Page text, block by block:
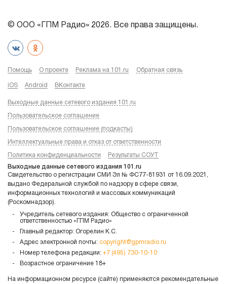
© ООО «ГПМ Радио» 2026. Все права защищены.
Помощь О проекте Реклама на 101.ru Обратная связь
iOS Android ВКонтакте
Выходные данные сетевого издания 101.ru
Пользовательское соглашение
Пользовательское соглашение (подкасты)
Интеллектуальные права и отказ от ответственности
Политика конфиденциальности Результаты СОУТ
Выходные данные сетевого издания 101.ru
Свидетельство о регистрации СМИ Эл № ФС77-81931 от 16.09.2021,
выдано Федеральной службой по надзору в сфере связи,
информационных технологий и массовых коммуникаций
(Роскомнадзор).
Учредитель сетевого издания: Общество с ограниченной
ответственностью «ГПМ Радио»
Главный редактор: Огорелин К.С.
Адрес электронной почты: copyright@gpmradio.ru
Номер телефона редакции: +7 (495) 730-10-10
Возрастное ограничение 18+
На информационном ресурсе (сайте) применяются рекомендательные